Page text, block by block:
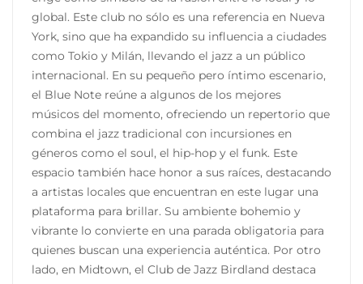
global. Este club no sólo es una referencia en Nueva
York, sino que ha expandido su influencia a ciudades
como Tokio y Milán, llevando el jazz a un público
internacional. En su pequeño pero íntimo escenario,
el Blue Note reúne a algunos de los mejores
músicos del momento, ofreciendo un repertorio que
combina el jazz tradicional con incursiones en
géneros como el soul, el hip-hop y el funk. Este
espacio también hace honor a sus raíces, destacando
a artistas locales que encuentran en este lugar una
plataforma para brillar. Su ambiente bohemio y
vibrante lo convierte en una parada obligatoria para
quienes buscan una experiencia auténtica. Por otro
lado, en Midtown, el Club de Jazz Birdland destaca